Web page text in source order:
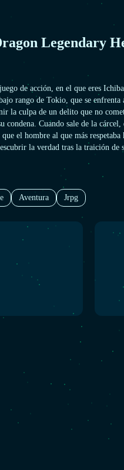
Legendary
de acción, en el que eres
rango de Tokio, que se enfrenta
la culpa de un delito que no
condena. Cuando sale de la cárcel,
el hombre al que más respetaba
la verdad tras la traición de
para ello de un grupo diverso de
un exenfermero vagabundo, y
se verán envueltos en un conflicto
y deberán convertirse en los
Aventura Jrpg